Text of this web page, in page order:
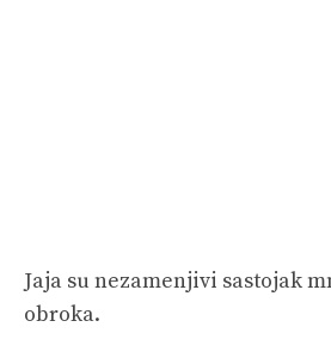
Jaja su nezamenjivi sastojak
obroka.